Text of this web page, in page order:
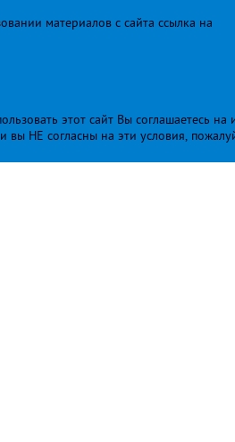
материалов с сайта ссылка на
этот сайт Вы соглашаетесь
вы НЕ согласны на эти условия,